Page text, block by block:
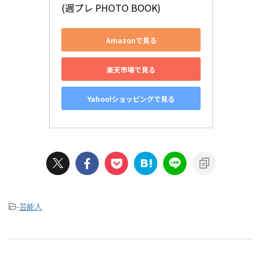
(週プレ PHOTO BOOK)
Amazonで見る
楽天市場で見る
Yahoo!ショッピングで見る
-芸能人